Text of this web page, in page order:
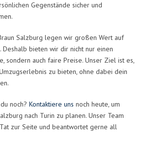
Gegenstände sicher und
Salzburg legen wir großen Wert auf
Deshalb bieten wir dir nicht nur einen
sondern auch faire Preise. Unser Ziel ist es,
zu bieten, ohne dabei dein
noch? Kontaktiere uns noch heute, um
nach Turin zu planen. Unser Team
zur Seite und beantwortet gerne all